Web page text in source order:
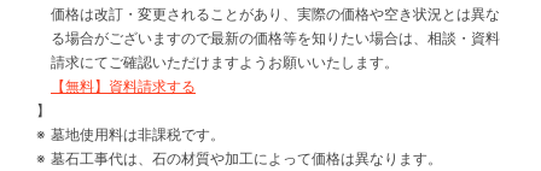
価格は改訂・変更されることがあり、実際の価格や空き状況とは異な
る場合がございますので最新の価格等を知りたい場合は、相談・資料
請求にてご確認いただけますようお願いいたします。
【無料】資料請求する
】
墓地使用料は非課税です。
墓石工事代は、石の材質や加工によって価格は異なります。